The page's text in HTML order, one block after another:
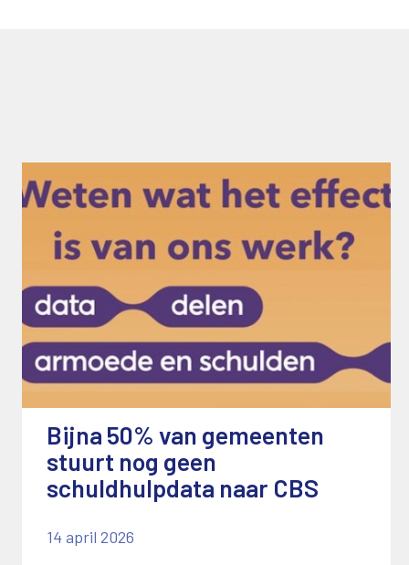
Bijna 50% van gemeenten
stuurt nog geen
schuldhulpdata naar CBS
14 april 2026